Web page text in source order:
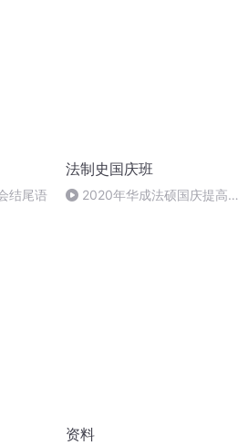
结尾语
法制史国庆班
2020年华成法硕国庆提高班
资料